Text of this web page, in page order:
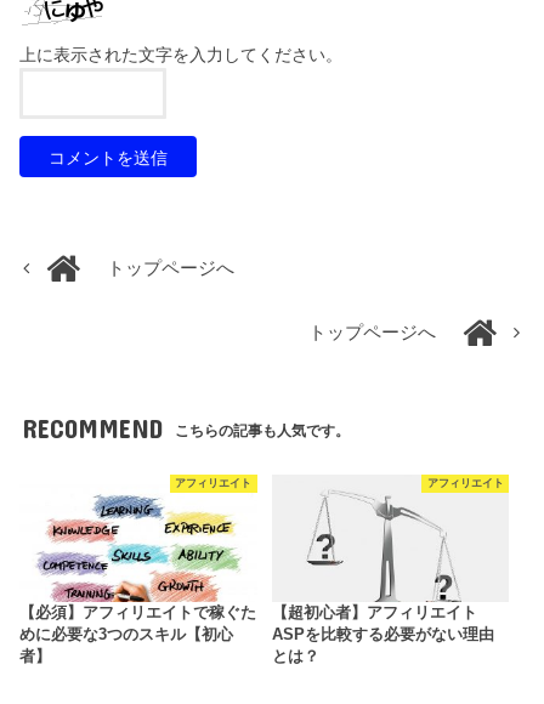
上に表示された文字を入力してください。
トップページへ
トップページへ
RECOMMEND こちらの記事も人気です。
アフィリエイト
【必須】アフィリエイトで稼ぐた
めに必要な3つのスキル【初心
者】
アフィリエイト
【超初心者】アフィリエイト
ASPを比較する必要がない理由
とは？